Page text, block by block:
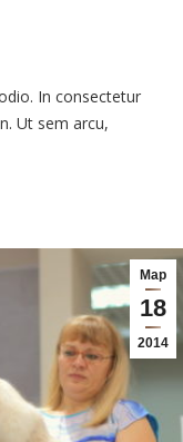
In consectetur
Ut sem arcu,
Мар
18
2014